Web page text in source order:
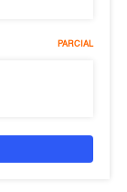
PARCIAL